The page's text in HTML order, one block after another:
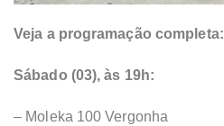
Veja a programação completa:
Sábado (03), às 19h:
– Moleka 100 Vergonha